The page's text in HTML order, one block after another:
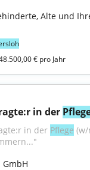
Alte und
€ pro Jahr
in der
in der Pflege